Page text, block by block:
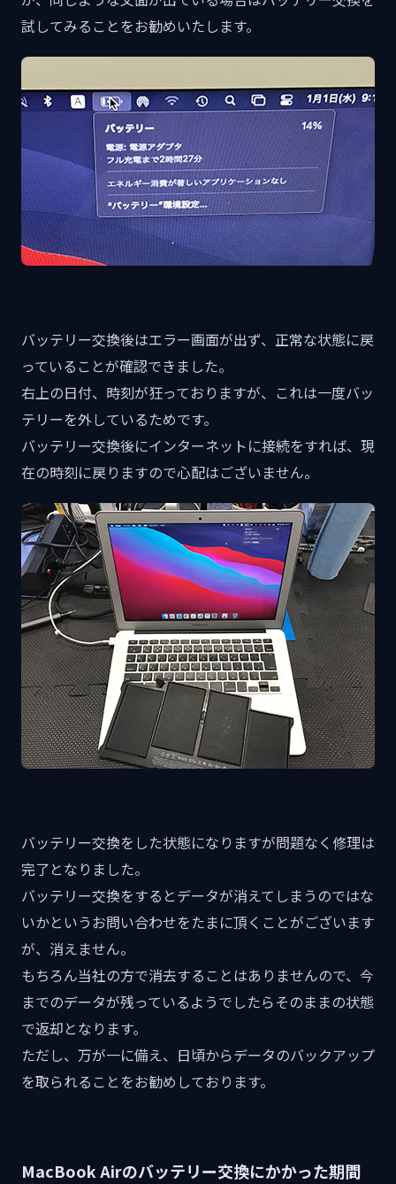
試してみることをお勧めいたします。
バッテリー交換後はエラー画面が出ず、正常な状態に戻
っていることが確認できました。
右上の日付、時刻が狂っておりますが、これは一度バッ
テリーを外しているためです。
バッテリー交換後にインターネットに接続をすれば、現
在の時刻に戻りますので心配はございません。
バッテリー交換をした状態になりますが問題なく修理は
完了となりました。
バッテリー交換をするとデータが消えてしまうのではな
いかというお問い合わせをたまに頂くことがございます
が、消えません。
もちろん当社の方で消去することはありませんので、今
までのデータが残っているようでしたらそのままの状態
で返却となります。
ただし、万が一に備え、日頃からデータのバックアップ
を取られることをお勧めしております。
MacBook Airのバッテリー交換にかかった期間